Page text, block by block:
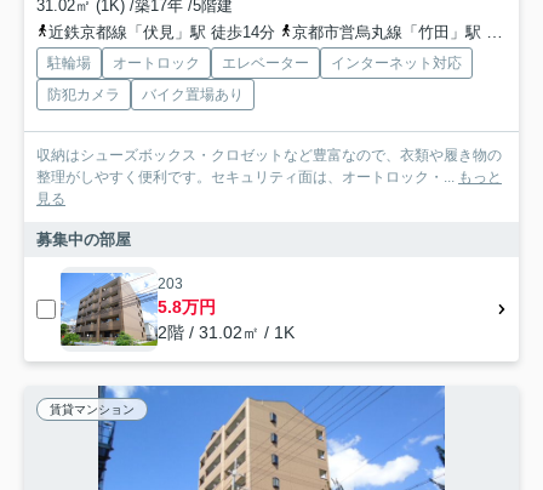
31.02㎡ (1K) /築17年 /5階建
近鉄京都線「伏見」駅 徒歩14分
京都市営烏丸線「竹田」駅 徒歩17分
駐輪場 オートロック エレベーター
インターネット対応
防犯カメラ
バイク置場あり
収納はシューズボックス・クロゼットなど豊富なので、衣類や履き物の
整理がしやすく便利です。セキュリティ面は、オートロック・... もっと
見る
募集中の部屋
203
5.8万円
2階 / 31.02㎡ / 1K
賃貸マンション